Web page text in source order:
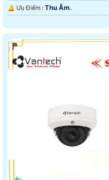
️🔔 Ưu Điểm : Thu Âm.